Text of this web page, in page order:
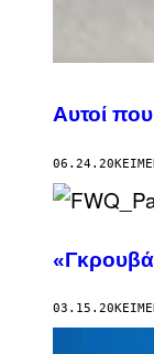
Αυτοί
06.24.20
03.15.20